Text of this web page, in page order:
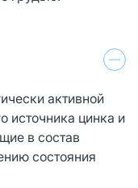
активной
источника цинка и
в состав
состояния